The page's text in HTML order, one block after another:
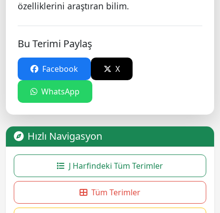
özelliklerini araştıran bilim.
Bu Terimi Paylaş
Facebook X
WhatsApp
Hızlı Navigasyon
J Harfindeki Tüm Terimler
Tüm Terimler